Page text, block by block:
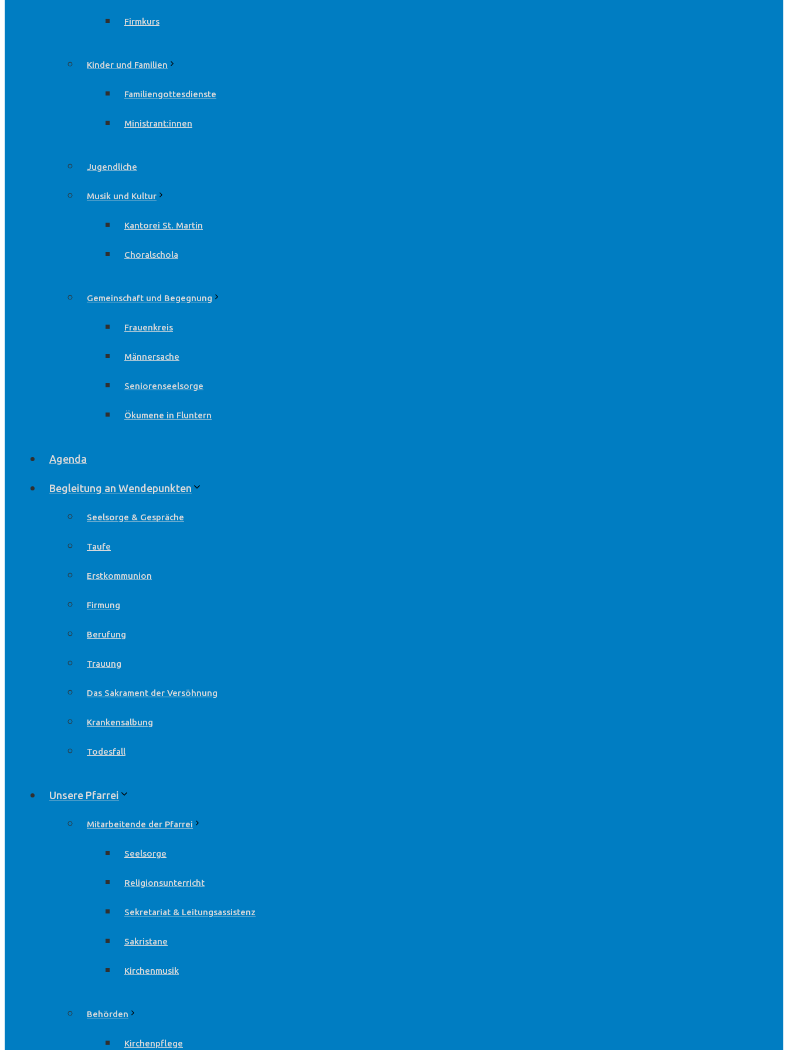
Firmkurs
Kinder und Familien
Familiengottesdienste
Ministrant:innen
Jugendliche
Musik und Kultur
Kantorei St. Martin
Choralschola
Gemeinschaft und Begegnung
Frauenkreis
Männersache
Seniorenseelsorge
Ökumene in Fluntern
Agenda
Begleitung an Wendepunkten
Seelsorge & Gespräche
Taufe
Erstkommunion
Firmung
Berufung
Trauung
Das Sakrament der Versöhnung
Krankensalbung
Todesfall
Unsere Pfarrei
Mitarbeitende der Pfarrei
Seelsorge
Religionsunterricht
Sekretariat & Leitungsassistenz
Sakristane
Kirchenmusik
Behörden
Kirchenpflege